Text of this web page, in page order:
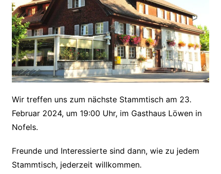
Wir treffen uns zum nächste Stammtisch am 23.
Februar 2024, um 19:00 Uhr, im Gasthaus Löwen in
Nofels.
Freunde und Interessierte sind dann, wie zu jedem
Stammtisch, jederzeit willkommen.